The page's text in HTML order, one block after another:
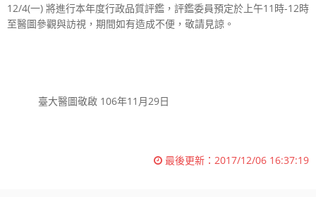
12/4(一) 將進行本年度行政品質評鑑，評鑑委員預定於上午11時-12時
至醫圖參觀與訪視，期間如有造成不便，敬請見諒。
臺大醫圖敬啟 106年11月29日
最後更新： 2017/12/06 16:37:19